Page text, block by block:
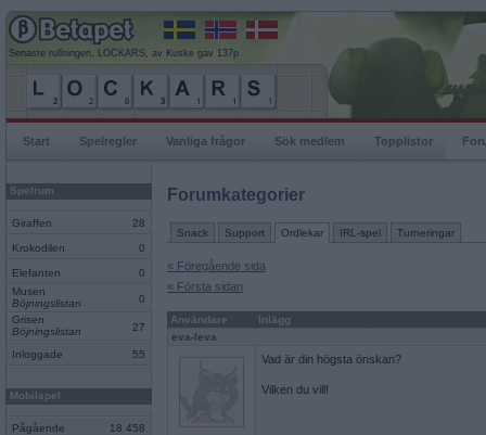
Senaste rullningen, LOCKARS, av Kuske gav 137p
Start Spelregler Vanliga frågor Sök medlem Topplistor
Spelrum
Giraffen 28
Krokodilen 0
Elefanten
0
Musen
Böjningslistan
0
Grisen
Böjningslistan
27
Inloggade 55
Mobilspel
Pågående 18 458
Forumkategorier
Snack Support Ordlekar IRL-spel Turneringar
« Föregående sida
« Första sidan
Användare
Inlägg
eva-leva
Vad är din högsta önskan?
Vilken du vill!